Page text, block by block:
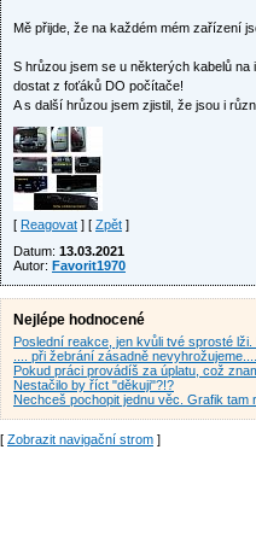
Mě přijde, že na každém mém zařízení
S hrůzou jsem se u některých kabelů na
dostat z foťáků DO počítače!
A s další hrůzou jsem zjistil, že jsou i
[ Reagovat ] [ Zpět ]
Datum: 13.03.2021
Autor: Favorit1970
Nejlépe hodnocené
Poslední reakce, jen kvůli tvé sprosté lži.
.... při žebrání zásadně
Pokud práci provádíš za úplatu, což
Nestačilo by říct "děkuji"?!?
Nechceš pochopit jednu věc. Grafik tam
[ Zobrazit navigační strom ]